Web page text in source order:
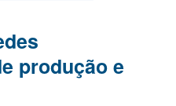
produção e